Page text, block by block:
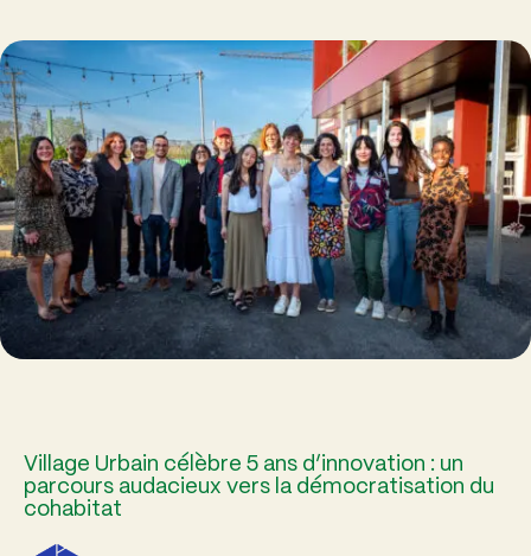
Village Urbain célèbre 5 ans d’innovation : un
parcours audacieux vers la démocratisation du
cohabitat